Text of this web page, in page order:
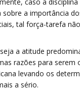
sobre a importância
tal força-tarefa
a atitude
razões para serem
levando os
a sério.